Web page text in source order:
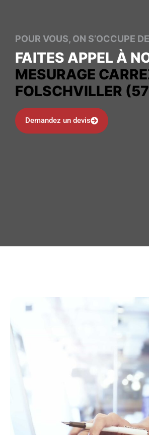
POUR VOUS, ON S’OCCUPE
FAITES APPEL À
MESURAGE
FOLSCHVILLER
Demandez un devis